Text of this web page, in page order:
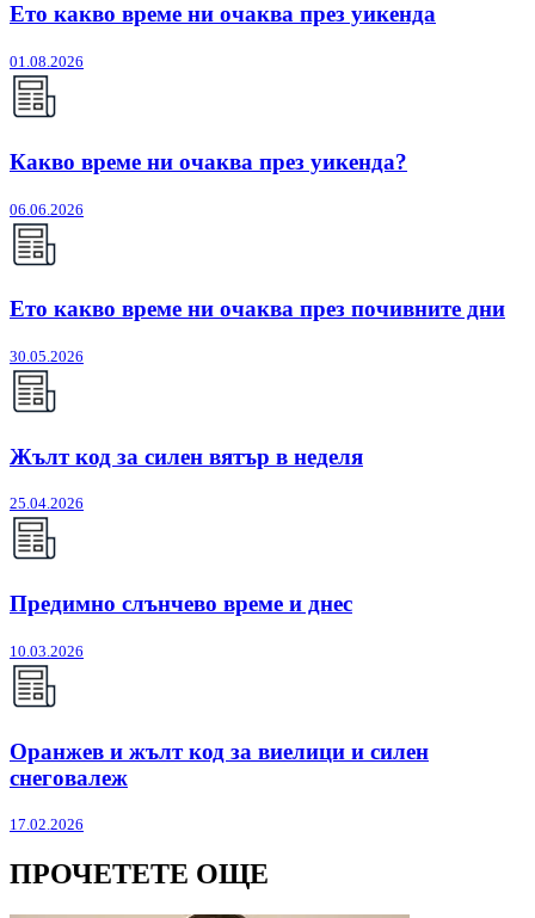
Ето какво време ни очаква през уикенда
01.08.2026
Какво време ни очаква през уикенда?
06.06.2026
Ето какво време ни очаква през почивните дни
30.05.2026
Жълт код за силен вятър в неделя
25.04.2026
Предимно слънчево време и днес
10.03.2026
Оранжев и жълт код за виелици и силен
снеговалеж
17.02.2026
ПРОЧЕТЕТЕ ОЩЕ